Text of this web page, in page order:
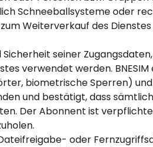
Schneeballsysteme oder
Weiterverkauf des
seiner
verwendet werden.
biometrische Sperren)
und bestätigt, dass
Der Abonnent ist
oder